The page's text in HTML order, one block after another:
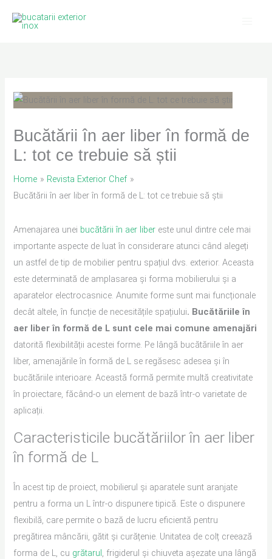
Bucătării în aer liber în formă de
L: tot ce trebuie să știi
Home
Revista Exterior Chef
Bucătării în aer liber în formă de L: tot ce trebuie să știi
Amenajarea unei bucătării în aer liber este unul dintre cele mai
importante aspecte de luat în considerare atunci când alegeți
un astfel de tip de mobilier pentru spațiul dvs. exterior. Aceasta
este determinată de amplasarea și forma mobilierului și a
aparatelor electrocasnice. Anumite forme sunt mai funcționale
decât altele, în funcție de necesitățile spațiului. Bucătăriile în
aer liber în formă de L sunt cele mai comune amenajări
datorită flexibilității acestei forme. Pe lângă bucătăriile în aer
liber, amenajările în formă de L se regăsesc adesea și în
bucătăriile interioare. Această formă permite multă creativitate
în proiectare, făcând-o un element de bază într-o varietate de
aplicații.
Caracteristicile bucătăriilor în aer liber
în formă de L
În acest tip de proiect, mobilierul și aparatele sunt aranjate
pentru a forma un L într-o dispunere tipică. Este o dispunere
flexibilă, care permite o bază de lucru eficientă pentru
pregătirea mâncării, gătit și curățenie. Unitatea de colț creează
forma de L, cu grătarul, frigiderul și chiuveta așezate una lângă